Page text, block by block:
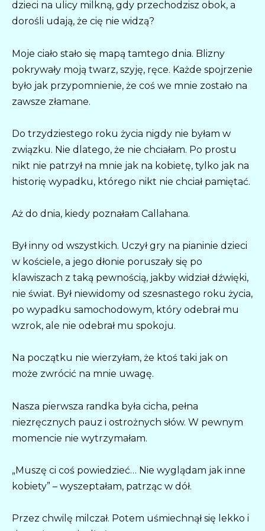
dzieci na ulicy milkną, gdy przechodzisz obok, a
dorośli udają, że cię nie widzą?
Moje ciało stało się mapą tamtego dnia. Blizny
pokrywały moją twarz, szyję, ręce. Każde spojrzenie
było jak przypomnienie, że coś we mnie zostało na
zawsze złamane.
Do trzydziestego roku życia nigdy nie byłam w
związku. Nie dlatego, że nie chciałam. Po prostu
nikt nie patrzył na mnie jak na kobietę, tylko jak na
historię wypadku, którego nikt nie chciał pamiętać.
Aż do dnia, kiedy poznałam Callahana.
Był inny od wszystkich. Uczył gry na pianinie dzieci
w kościele, a jego dłonie poruszały się po
klawiszach z taką pewnością, jakby widział dźwięki,
nie świat. Był niewidomy od szesnastego roku życia,
po wypadku samochodowym, który odebrał mu
wzrok, ale nie odebrał mu spokoju.
Na początku nie wierzyłam, że ktoś taki jak on
może zwrócić na mnie uwagę.
Nasza pierwsza randka była cicha, pełna
niezręcznych pauz i ostrożnych słów. W pewnym
momencie nie wytrzymałam.
„Muszę ci coś powiedzieć… Nie wyglądam jak inne
kobiety” – wyszeptałam, patrząc w dół.
Przez chwilę milczał. Potem uśmiechnął się lekko i